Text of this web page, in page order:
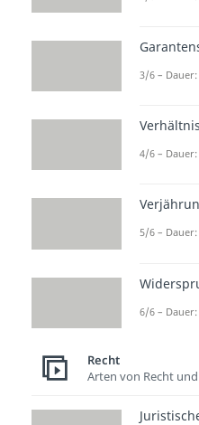
Jahre
Ab 14
3/6 – Dauer:
4/6 – Dauer:
5/6 – Dauer:
6/6 – Dauer:
Recht
Arten von Recht